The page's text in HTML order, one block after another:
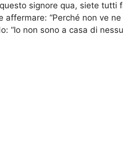
signore qua, siete tutti
affermare: “Perché non ve
“Io non sono a casa di